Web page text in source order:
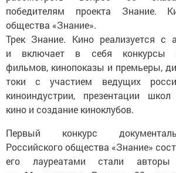
победителям проекта Знание.
общества «Знание».
Трек Знание. Кино реализуется с
и включает в себя конкурсы
фильмов, кинопоказы и премьеры,
токи с участием ведущих
киноиндустрии, презентации школ
кино и создание киноклубов.
Первый конкурс
Российского общества «Знание»
его лауреатами стали авторы